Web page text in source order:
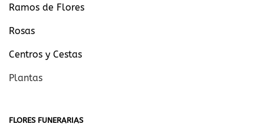
Ramos de Flores
Rosas
Centros y Cestas
Plantas
FLORES FUNERARIAS